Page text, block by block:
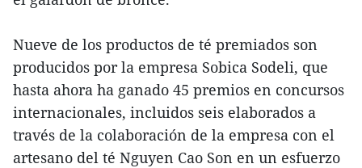
Nueve de los productos de té premiados son
producidos por la empresa Sobica Sodeli, que
hasta ahora ha ganado 45 premios en concursos
internacionales, incluidos seis elaborados a
través de la colaboración de la empresa con el
artesano del té Nguyen Cao Son en un esfuerzo